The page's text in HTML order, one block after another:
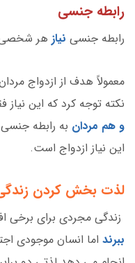
رابطه جنسی
رابطه جنسی نیاز هر
معمولاً هدف از ازدواج
نکته توجه کرد که این نیاز
و هم مردان به رابطه جنسی
این نیاز ازدواج است.
لذت بخش کردن
زندگی مجردی برای برخی
ببرند اما انسان موجودی